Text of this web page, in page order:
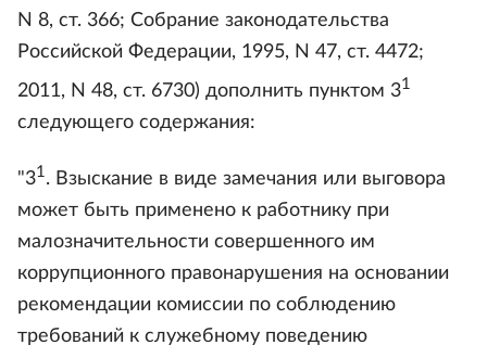
N 8, ст. 366; Собрание законодательства
Российской Федерации, 1995, N 47, ст. 4472;
2011, N 48, ст. 6730) дополнить пунктом 31
следующего содержания:
"31. Взыскание в виде замечания или выговора
может быть применено к работнику при
малозначительности совершенного им
коррупционного правонарушения на основании
рекомендации комиссии по соблюдению
требований к служебному поведению